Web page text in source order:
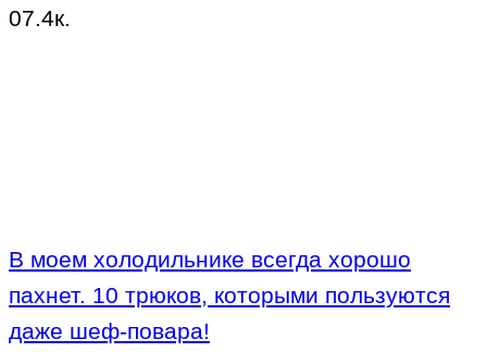
07.4к.
В моем холодильнике всегда хорошо
пахнет. 10 трюков, которыми пользуются
даже шеф-повара!